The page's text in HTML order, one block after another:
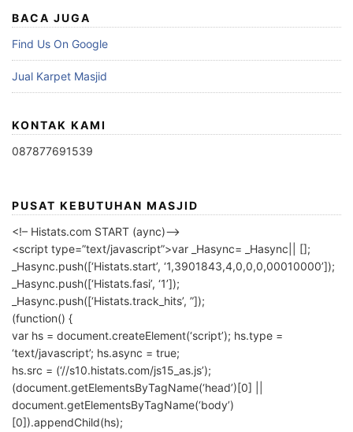
BACA JUGA
Find Us On Google
Jual Karpet Masjid
KONTAK KAMI
087877691539
PUSAT KEBUTUHAN MASJID
<!– Histats.com START (aync)–>
<script type=”text/javascript”>var _Hasync= _Hasync|| [];
_Hasync.push([‘Histats.start’, ‘1,3901843,4,0,0,0,00010000’]);
_Hasync.push([‘Histats.fasi’, ‘1’]);
_Hasync.push([‘Histats.track_hits’, ”]);
(function() {
var hs = document.createElement(‘script’); hs.type =
‘text/javascript’; hs.async = true;
hs.src = (‘//s10.histats.com/js15_as.js’);
(document.getElementsByTagName(‘head’)[0] ||
document.getElementsByTagName(‘body’)
[0]).appendChild(hs);